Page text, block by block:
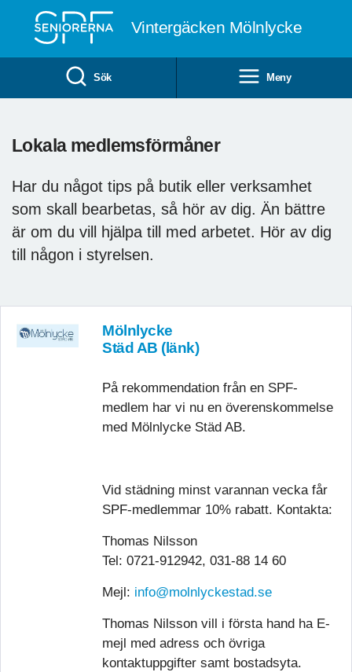
Vintergäcken Mölnlycke
Sök Meny
Lokala medlemsförmåner
Har du något tips på butik eller verksamhet
som skall bearbetas, så hör av dig. Än bättre
är om du vill hjälpa till med arbetet. Hör av dig
till någon i styrelsen.
Mölnlycke
Städ AB (länk)
På rekommendation från en SPF-
medlem har vi nu en överenskommelse
med Mölnlycke Städ AB.
Vid städning minst varannan vecka får
SPF-medlemmar 10% rabatt. Kontakta:
Thomas Nilsson
Tel: 0721-912942, 031-88 14 60
Mejl: info@molnlyckestad.se
Thomas Nilsson vill i första hand ha E-
mejl med adress och övriga
kontaktuppgifter samt bostadsyta.